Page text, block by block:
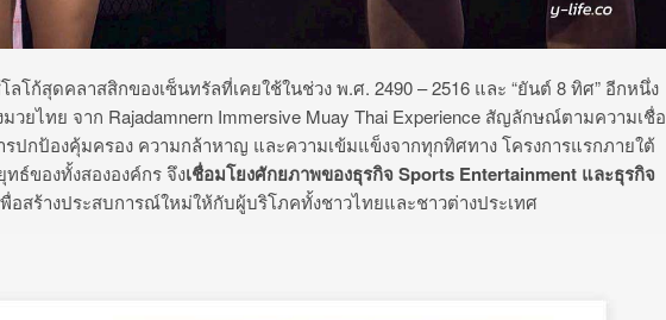
โก้สุดคลาสสิกของเซ็นทรัลที่เคยใช้ในช่วง พ.ศ. 2490 – 2516 และ “ยันต์ 8 ทิศ” อีกหนึ่ง
ยไทย จาก Rajadamnern Immersive Muay Thai Experience สัญลักษณ์ตามความเชื่อ
ปกป้องคุ้มครอง ความกล้าหาญ และความเข้มแข็งจากทุกทิศทาง โครงการแรกภายใต้
ธ์ของทั้งสององค์กร จึงเชื่อมโยงศักยภาพของธุรกิจSports Entertainment และธุรกิจ
อสร้างประสบการณ์ใหม่ให้กับผู้บริโภคทั้งชาวไทยและชาวต่างประเทศ